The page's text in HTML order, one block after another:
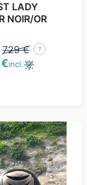
LADY
NOIR/OR
729 € ?
incl.